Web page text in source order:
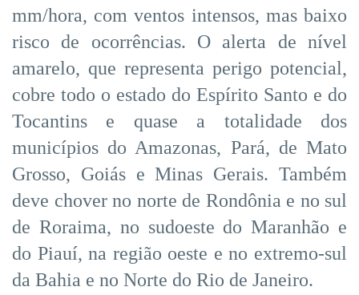
mm/hora, com ventos intensos, mas baixo
risco de ocorrências. O alerta de nível
amarelo, que representa perigo potencial,
cobre todo o estado do Espírito Santo e do
Tocantins e quase a totalidade dos
municípios do Amazonas, Pará, de Mato
Grosso, Goiás e Minas Gerais. Também
deve chover no norte de Rondônia e no sul
de Roraima, no sudoeste do Maranhão e
do Piauí, na região oeste e no extremo-sul
da Bahia e no Norte do Rio de Janeiro.